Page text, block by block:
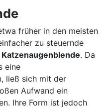
früher in den meisten
zu steuernde
Katzenaugenblende. Da
eine
ließ sich mit der
Aufwand ein
Ihre Form ist jedoch